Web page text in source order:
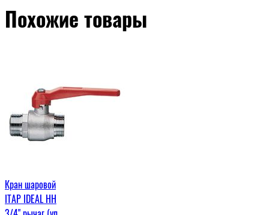
Похожие товары
Кран шаровой
ITAP IDEAL НН